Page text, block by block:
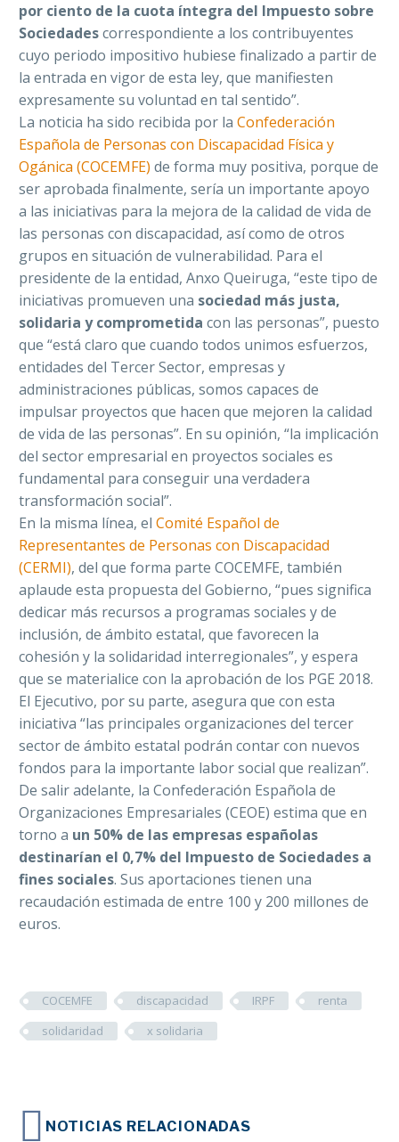
por ciento de la cuota íntegra del Impuesto sobre
Sociedadescorrespondiente a los contribuyentes
cuyo periodo impositivo hubiese finalizado a partir de
la entrada en vigor de esta ley, que manifiesten
expresamente su voluntad en tal sentido”.
La noticia ha sido recibida por la Confederación
Española de Personas con Discapacidad Física y
Ogánica (COCEMFE) de forma muy positiva, porque de
ser aprobada finalmente, sería un importante apoyo
a las iniciativas para la mejora de la calidad de vida de
las personas con discapacidad, así como de otros
grupos en situación de vulnerabilidad. Para el
presidente de la entidad, Anxo Queiruga, “este tipo de
iniciativas promueven una sociedad más justa,
solidaria y comprometida con las personas”, puesto
que “está claro que cuando todos unimos esfuerzos,
entidades del Tercer Sector, empresas y
administraciones públicas, somos capaces de
impulsar proyectos que hacen que mejoren la calidad
de vida de las personas”. En su opinión, “la implicación
del sector empresarial en proyectos sociales es
fundamental para conseguir una verdadera
transformación social”.
En la misma línea, el Comité Español de
Representantes de Personas con Discapacidad
(CERMI), del que forma parte COCEMFE, también
aplaude esta propuesta del Gobierno, “pues significa
dedicar más recursos a programas sociales y de
inclusión, de ámbito estatal, que favorecen la
cohesión y la solidaridad interregionales”, y espera
que se materialice con la aprobación de los PGE 2018.
El Ejecutivo, por su parte, asegura que con esta
iniciativa “las principales organizaciones del tercer
sector de ámbito estatal podrán contar con nuevos
fondos para la importante labor social que realizan”.
De salir adelante, la Confederación Española de
Organizaciones Empresariales (CEOE) estima que en
torno a un 50% de las empresas españolas
destinarían el 0,7% del Impuesto de Sociedades a
fines sociales. Sus aportaciones tienen una
recaudación estimada de entre 100 y 200 millones de
euros.
COCEMFE discapacidad IRPF
renta
solidaridad
x solidaria
NOTICIAS RELACIONADAS